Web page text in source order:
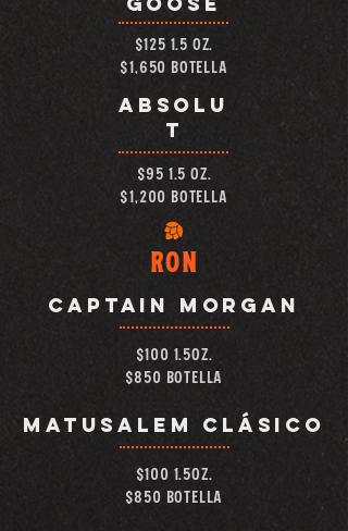
$125 1.5 OZ.
$1,650 botella
ABSOLU
T
$95 1.5 OZ.
$1,200 botella
RON
Captain MORGAN
$100 1.5OZ.
$850 botella
MATUSALEM CLÁSICO
$100 1.5OZ.
$850 BOTELLA